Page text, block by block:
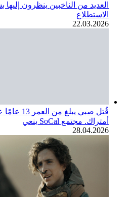
العديد من الناخبين ينظرون
الاستطلاع
22.03.2026
قُتل صبي
أمتراك. مجتمع SoCal ينعي
28.04.2026